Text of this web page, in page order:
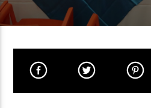
Neiva Estereo